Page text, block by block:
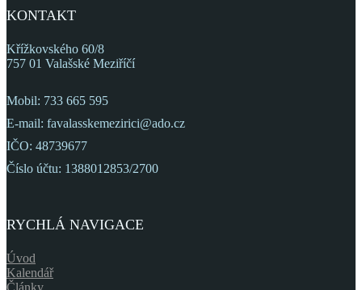
KONTAKT
Křížkovského 60/8
757 01 Valašské Meziříčí
Mobil: 733 665 595
E-mail: favalasskemezirici@ado.cz
IČO: 48739677
Číslo účtu: 1388012853/2700
RYCHLÁ NAVIGACE
Úvod
Kalendář
Články